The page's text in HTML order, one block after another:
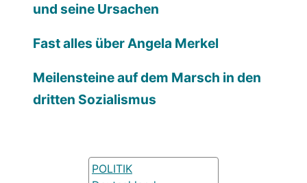
und seine Ursachen
Fast alles über Angela Merkel
Meilensteine auf dem Marsch in den
dritten Sozialismus
POLITIK